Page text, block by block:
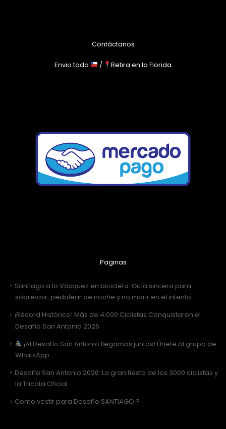
Contáctanos
Envio todo / Retira en la Florida
Paginas
Santiago a lo Vásquez en bicicleta: Guía sincera para
sobrevivir, pedalear de noche y no morir en el intento
¡Récord Histórico! Más de 4.000 Ciclistas Conquistaron el
Desafío San Antonio 2026
¡Al Desafío San Antonio llegamos juntos! Únete al grupo de
WhatsApp
Desafío San Antonio 2026: La gran fiesta de los 3000 ciclistas y
la Tricota Oficial
Como vestir para Desafío SANTIAGO ?